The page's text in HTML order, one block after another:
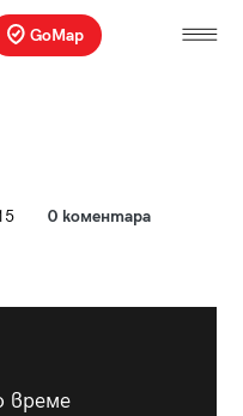
GoMap
0 коментара
време